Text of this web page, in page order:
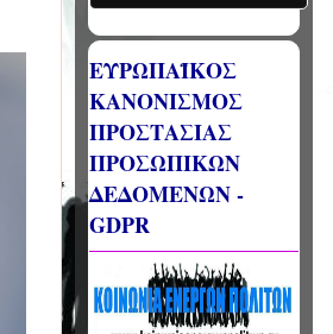
ΕΥΡΩΠΑΪΚΟΣ
ΚΑΝΟΝΙΣΜΟΣ
ΠΡΟΣΤΑΣΙΑΣ
ΠΡΟΣΩΠΙΚΩΝ
ΔΕΔΟΜΕΝΩΝ -
GDPR